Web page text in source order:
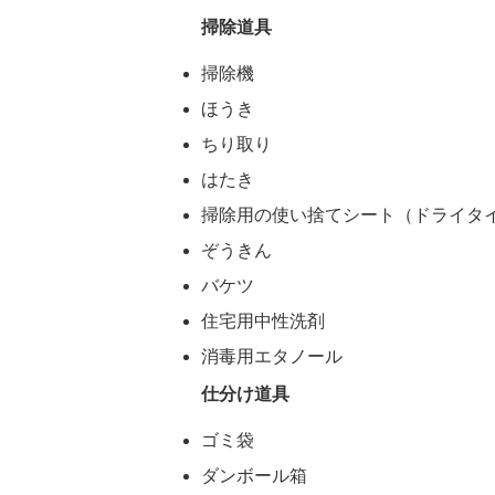
掃除道具
掃除機
ほうき
ちり取り
はたき
掃除用の使い捨てシート（ドライタ
ぞうきん
バケツ
住宅用中性洗剤
消毒用エタノール
仕分け道具
ゴミ袋
ダンボール箱